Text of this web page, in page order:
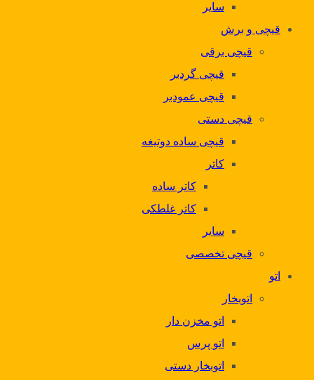
سایر
قیچی و برش
قیچی برقی
قیچی گردبر
قیچی عمودبر
قیچی دستی
قیچی ساده دوتیغه
کاتر
کاتر ساده
کاتر غلطکی
سایر
قیچی تخصصی
اتو
اتوبخار
اتو مخزن دار
اتو پرس
اتوبخار دستی